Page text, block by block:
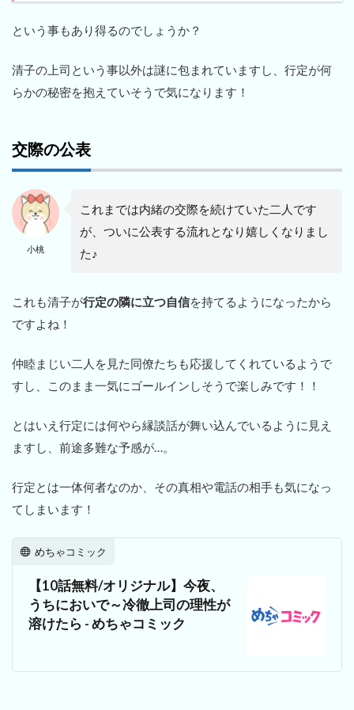
という事もあり得るのでしょうか？
清子の上司という事以外は謎に包まれていますし、行定が何
らかの秘密を抱えていそうで気になります！
交際の公表
小桃
これまでは内緒の交際を続けていた二人です
が、ついに公表する流れとなり嬉しくなりまし
た♪
これも清子が行定の隣に立つ自信を持てるようになったから
ですよね！
仲睦まじい二人を見た同僚たちも応援してくれているようで
すし、このまま一気にゴールインしそうで楽しみです！！
とはいえ行定には何やら縁談話が舞い込んでいるように見え
ますし、前途多難な予感が…。
行定とは一体何者なのか、その真相や電話の相手も気になっ
てしまいます！
めちゃコミック
【10話無料/オリジナル】今夜、
うちにおいで～冷徹上司の理性が
溶けたら - めちゃコミック